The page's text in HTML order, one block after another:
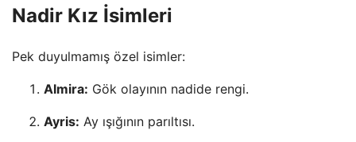
Nadir Kız İsimleri
Pek duyulmamış özel isimler:
Almira: Gök olayının nadide rengi.
Ayris: Ay ışığının parıltısı.